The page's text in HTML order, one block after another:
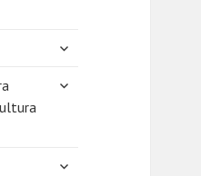
expandir
expandir
expandir